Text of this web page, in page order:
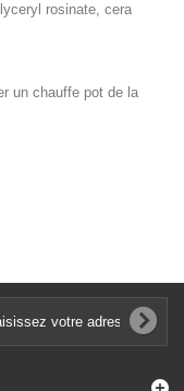
rosinate, cera
un chauffe pot de la